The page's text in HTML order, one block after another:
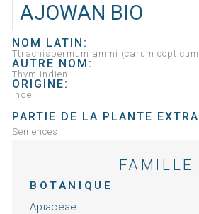
AJOWAN BIO
NOM LATIN:
Ttrachispermum ammi (carum
AUTRE NOM:
Thym indien
ORIGINE:
Inde
PARTIE DE LA PLANTE
Semences
FAMILLE:
BOTANIQUE
Apiaceae